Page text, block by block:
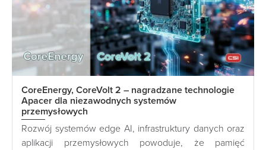
CoreEnergy, CoreVolt 2 – nagradzane technologie
Apacer dla niezawodnych systemów
przemysłowych
Rozwój systemów edge AI, infrastruktury danych oraz
aplikacji przemysłowych powoduje, że pamięć